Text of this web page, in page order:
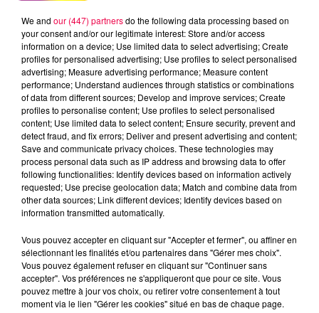
Jeu de l'anniversaire
Anniversaire
Club Magnum
Magnum la Radio
Magnum
Radio
Vosges
Meurthe et Moselle
Haute Marne
Alsace
Meuse Grand Est
Fred
Retrouvez le Jeu de l'Anniversaire chaque matin
à 09h35 dans Club Magnum
0:00 2 min 5 sec
We and our (447) partnersdo the following data processing based on
your consent and/or our legitimate interest: Store and/or access
information on a device; Use limited data to select advertising; Create
profiles for personalised advertising; Use profiles to select personalised
advertising; Measure advertising performance; Measure content
performance; Understand audiences through statistics or combinations
of data from different sources; Develop and improve services; Create
profiles to personalise content; Use profiles to select personalised
content; Use limited data to select content; Ensure security, prevent and
detect fraud, and fix errors; Deliver and present advertising and content;
Save and communicate privacy choices. These technologies may
process personal data such as IP address and browsing data to offer
following functionalities: Identify devices based on information actively
requested; Use precise geolocation data; Match and combine data from
other data sources; Link different devices; Identify devices based on
information transmitted automatically.
Vous pouvez accepter en cliquant sur "Accepter et fermer", ou affiner en
sélectionnant les finalités et/ou partenaires dans "Gérer mes choix".
Vous pouvez également refuser en cliquant sur "Continuer sans
accepter". Vos préférences ne s'appliqueront que pour ce site. Vous
pouvez mettre à jour vos choix, ou retirer votre consentement à tout
moment via le lien "Gérer les cookies" situé en bas de chaque page.